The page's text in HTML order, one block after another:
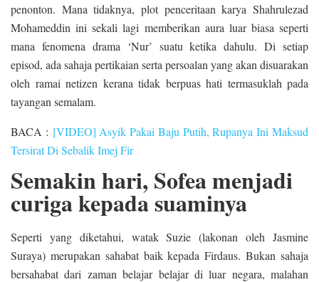
penonton. Mana tidaknya, plot penceritaan karya Shahrulezad
Mohameddin ini sekali lagi memberikan aura luar biasa seperti
mana fenomena drama ‘Nur’ suatu ketika dahulu. Di setiap
episod, ada sahaja pertikaian serta persoalan yang akan disuarakan
oleh ramai netizen kerana tidak berpuas hati termasuklah pada
tayangan semalam.
BACA : [VIDEO] Asyik Pakai Baju Putih, Rupanya Ini Maksud
Tersirat Di Sebalik Imej Fir
Semakin hari, Sofea menjadi
curiga kepada suaminya
Seperti yang diketahui, watak Suzie (lakonan oleh Jasmine
Suraya) merupakan sahabat baik kepada Firdaus. Bukan sahaja
bersahabat dari zaman belajar belajar di luar negara, malahan